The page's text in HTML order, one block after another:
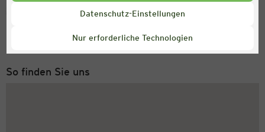
Datenschutz-Einstellungen
Nur erforderliche Technologien
Service Hotline
Montag bis Freitag 8-18 Uhr
So finden Sie uns